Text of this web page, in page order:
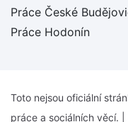
Práce České
Práce Hodonín
Toto nejsou oficiální
práce a sociálních věcí. |